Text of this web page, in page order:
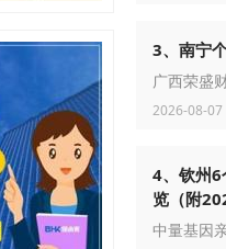
3、南宁
广西荣盛
2026-08-07
4、钦州6
览（附
中量基因